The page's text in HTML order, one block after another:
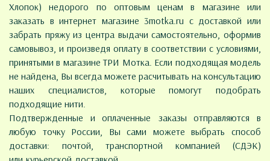
Хлопок) недорого по оптовым ценам в магазине или
заказать в интернет магазине 3motka.ru с доставкой или
забрать пряжу из центра выдачи самостоятельно, оформив
самовывоз, и произведя оплату в соответствии с условиями,
принятыми в магазине ТРИ Мотка. Если подходящая модель
не найдена, Вы всегда можете расчитывать на консультацию
наших специалистов, которые помогут подобрать
подходящие нити.
Подтвержденные и оплаченные заказы отправляются в
любую точку России, Вы сами можете выбрать способ
доставки: почтой, транспортной компанией (СДЭК)